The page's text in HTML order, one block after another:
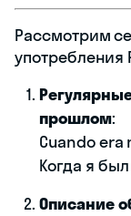
Рассмотрим
прошлом:
Cuando
Когда я
Описание